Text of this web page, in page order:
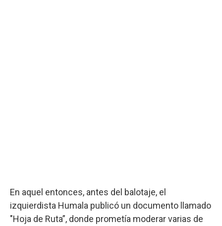
En aquel entonces, antes del balotaje, el
izquierdista Humala publicó un documento llamado
"Hoja de Ruta”, donde prometía moderar varias de